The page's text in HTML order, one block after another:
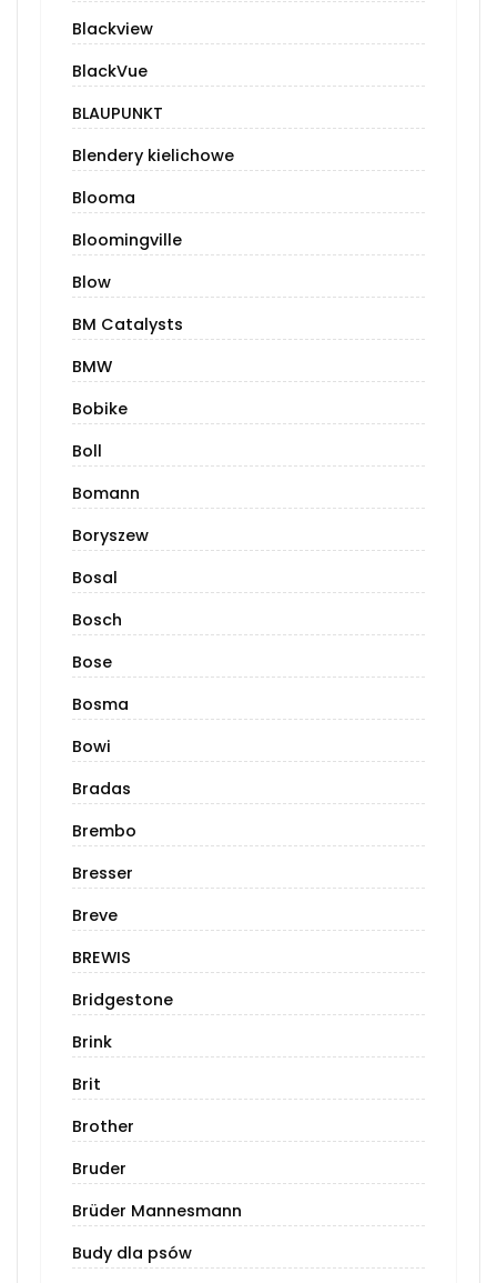
Blackview
BlackVue
BLAUPUNKT
Blendery kielichowe
Blooma
Bloomingville
Blow
BM Catalysts
BMW
Bobike
Boll
Bomann
Boryszew
Bosal
Bosch
Bose
Bosma
Bowi
Bradas
Brembo
Bresser
Breve
BREWIS
Bridgestone
Brink
Brit
Brother
Bruder
Brüder Mannesmann
Budy dla psów